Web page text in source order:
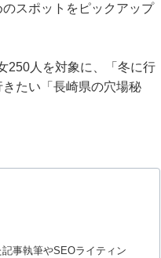
スポットをピックアップ
250人を対象に、「冬に行
たい「長崎県の穴場秘
事執筆やSEOライティン